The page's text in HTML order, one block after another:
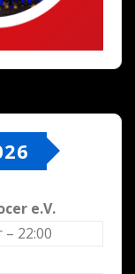
e.V.
22:00